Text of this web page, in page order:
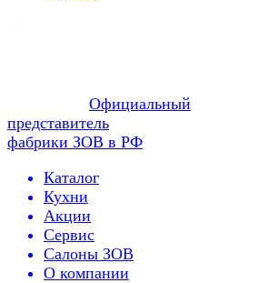
Официальный
представитель
фабрики ЗОВ в РФ
Каталог
Кухни
Акции
Сервис
Салоны ЗОВ
О компании